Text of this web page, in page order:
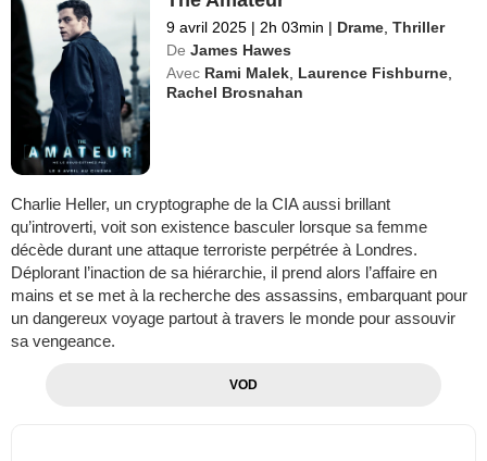
9 avril 2025 | 2h 03min | Drame ,Thriller
De James Hawes
Avec Rami Malek Laurence Fishburne
Rachel Brosnahan
Charlie Heller, un cryptographe de la CIA aussi brillant
qu’introverti, voit son existence basculer lorsque sa femme
décède durant une attaque terroriste perpétrée à Londres.
Déplorant l’inaction de sa hiérarchie, il prend alors l’affaire en
mains et se met à la recherche des assassins, embarquant pour
un dangereux voyage partout à travers le monde pour assouvir
sa vengeance.
VOD